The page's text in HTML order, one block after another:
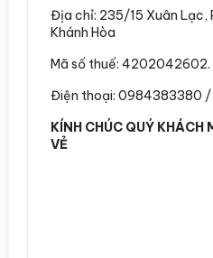
Địa chỉ: 235/15 Xuân Lạc,
Khánh Hòa
Mã số thuế: 4202042602.
Điện thoại: 0984383380
KÍNH CHÚC QUÝ KHÁCH
VẺ